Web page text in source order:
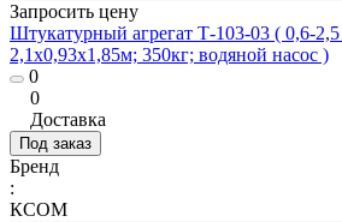
Запросить цену
Штукатурный агрегат Т-103-03 ( 0,6-
2,1х0,93х1,85м; 350кг; водяной насос )
0
0
Доставка
Под заказ
Бренд
:
КСОМ